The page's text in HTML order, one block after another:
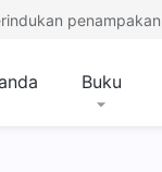
Buku